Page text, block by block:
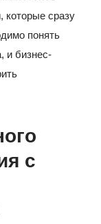
которые сразу
понять
и бизнес-
с